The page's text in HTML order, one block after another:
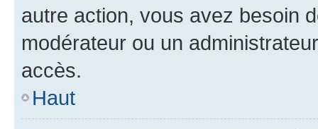
autre action, vous avez besoin
modérateur ou un
accès.
Haut